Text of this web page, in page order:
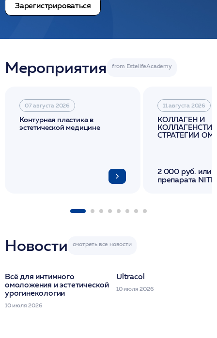
Зарегистрироваться
Мероприятия
07 августа 2026
Контурная пластика в
эстетической медицине
11 августа 2026
КОЛЛАГЕН И
СТРАТЕГИИ
2 000 руб. или
препарата
Новости
Всё для интимного
омоложения и эстетической
урогинекологии
10 июля 2026
Ultracol
10 июля 2026